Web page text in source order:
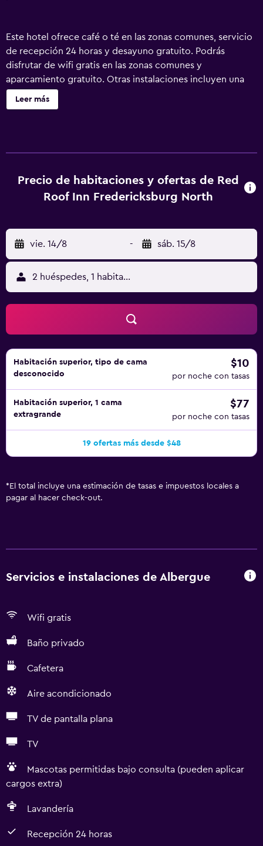
Este hotel ofrece café o té en las zonas comunes, servicio
de recepción 24 horas y desayuno gratuito. Podrás
disfrutar de wifi gratis en las zonas comunes y
aparcamiento gratuito. Otras instalaciones incluyen una
máquina expendedora. No se ofrece servicio de limpieza.
Red Roof Inn Fredericksburg North ofrece 86 alojamientos
pueden navegar por la web gracias a nuestro acceso a
Internet wifi gratis. Los servicios para las personas de
Leer más
Precio de habitaciones y ofertas de Red
Roof Inn Fredericksburg North
vie. 14/8 - sáb. 15/8
2 huéspedes, 1 habitación
Habitación superior, tipo de cama
desconocido
$10
por noche con tasas
Habitación superior, 1 cama
extragrande
$77
por noche con tasas
19 ofertas más desde $48
* El total incluye una estimación de tasas e impuestos locales a
pagar al hacer check-out.
Servicios e instalaciones de Albergue
Wifi gratis
Baño privado
Cafetera
Aire acondicionado
TV de pantalla plana
TV
Mascotas permitidas bajo consulta (pueden aplicar
cargos extra)
Lavandería
Recepción 24 horas